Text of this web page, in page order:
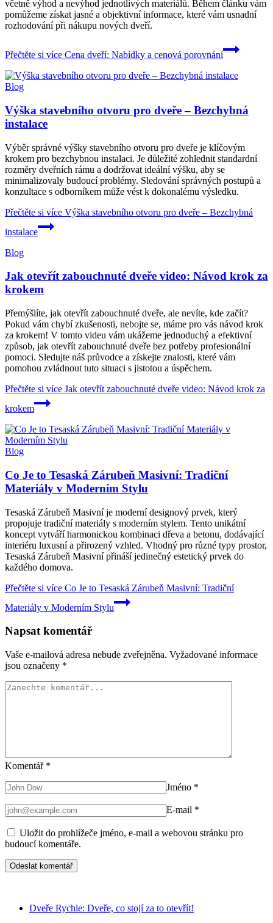
včetně výhod a nevýhod jednotlivých materiálů. Během článku vám
pomůžeme získat jasné a objektivní informace, které vám usnadní
rozhodování při nákupu nových dveří.
Přečtěte si více Cena dveří: Nabídky a cenová porovnání
Blog
Výška stavebního otvoru pro dveře – Bezchybná
instalace
Výběr správné výšky stavebního otvoru pro dveře je klíčovým
krokem pro bezchybnou instalaci. Je důležité zohlednit standardní
rozměry dveřních rámu a dodržovat ideální výšku, aby se
minimalizovaly budoucí problémy. Sledování správných postupů a
konzultace s odborníkem může vést k dokonalému výsledku.
Přečtěte si více Výška stavebního otvoru pro dveře – Bezchybná
instalace
Blog
Jak otevřít zabouchnuté dveře video: Návod krok za
krokem
Přemýšlíte, jak otevřít zabouchnuté dveře, ale nevíte, kde začít?
Pokud vám chybí zkušenosti, nebojte se, máme pro vás návod krok
za krokem! V tomto videu vám ukážeme jednoduchý a efektivní
způsob, jak otevřít zabouchnuté dveře bez potřeby profesionální
pomoci. Sledujte náš průvodce a získejte znalosti, které vám
pomohou zvládnout tuto situaci s jistotou a úspěchem.
Přečtěte si více Jak otevřít zabouchnuté dveře video: Návod krok za
krokem
Blog
Co Je to Tesaská Zárubeň Masivní: Tradiční
Materiály v Moderním Stylu
Tesaská Zárubeň Masivní je moderní designový prvek, který
propojuje tradiční materiály s moderním stylem. Tento unikátní
koncept vytváří harmonickou kombinaci dřeva a betonu, dodávající
interiéru luxusní a přirozený vzhled. Vhodný pro různé typy prostor,
Tesaská Zárubeň Masivní přináší jedinečný estetický prvek do
každého domova.
Přečtěte si více Co Je to Tesaská Zárubeň Masivní: Tradiční
Materiály v Moderním Stylu
Napsat komentář
Vaše e-mailová adresa nebude zveřejněna. Vyžadované informace
jsou označeny *
Komentář *
Jméno *
E-mail *
Uložit do prohlížeče jméno, e-mail a webovou stránku pro
budoucí komentáře.
Dveře Rychle: Dveře, co stojí za to otevřít!